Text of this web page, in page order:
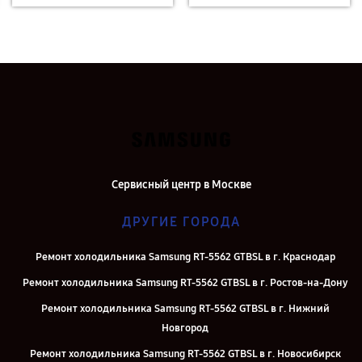
Сервисный центр в Москве
ДРУГИЕ ГОРОДА
Ремонт холодильника Samsung RT-5562 GTBSL в г. Краснодар
Ремонт холодильника Samsung RT-5562 GTBSL в г. Ростов-на-Дону
Ремонт холодильника Samsung RT-5562 GTBSL в г. Нижний
Новгород
Ремонт холодильника Samsung RT-5562 GTBSL в г. Новосибирск